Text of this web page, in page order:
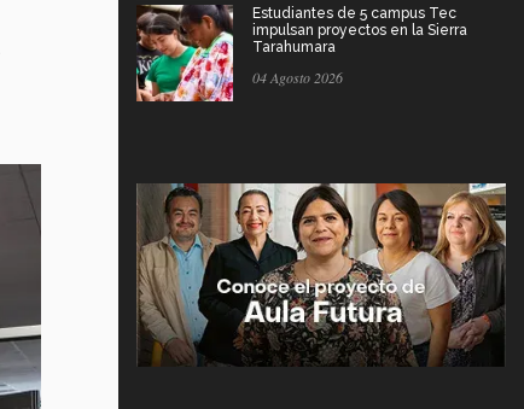
Estudiantes de 5 campus Tec
impulsan proyectos en la Sierra
Tarahumara
04 Agosto 2026